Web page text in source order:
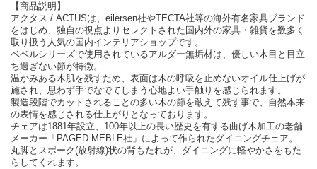
【商品説明】
アクタス / ACTUSは、eilersen社やTECTA社等の海外有名家具ブランド
をはじめ、独自の視点よりセレクトされた国内外の家具・雑貨を数多く
取り扱う人気の国内インテリアショップです。
ベベルシリーズで使用されているアルダー無垢材は、優しい木目と目立
ち過ぎない節が特徴。
温かみある木肌を残すため、表面は木の呼吸を止めないオイル仕上げが
施され、思わず手でなでてしまう心地よい手触りを感じられます。
製造段階でカットされることの多い木の節を敢えて残す事で、自然本来
の表情を感じされる仕上がりとなっております。
チェアは1881年設立、100年以上の長い歴史を有する曲げ木加工の老舗
メーカー「PAGED MEBLE社」によって作られたダイニングチェア。
丸脚とスポーク(放射線)状の背もたれが、ダイニングに軽やかさをもた
らしてくれます。